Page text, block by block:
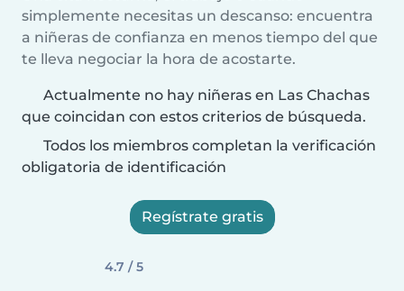
simplemente necesitas un descanso: encuentra
a niñeras de confianza en menos tiempo del que
te lleva negociar la hora de acostarte.
Actualmente no hay niñeras en Las Chachas
que coincidan con estos criterios de búsqueda.
Todos los miembros completan la verificación
obligatoria de identificación
Regístrate gratis
4.7 / 5